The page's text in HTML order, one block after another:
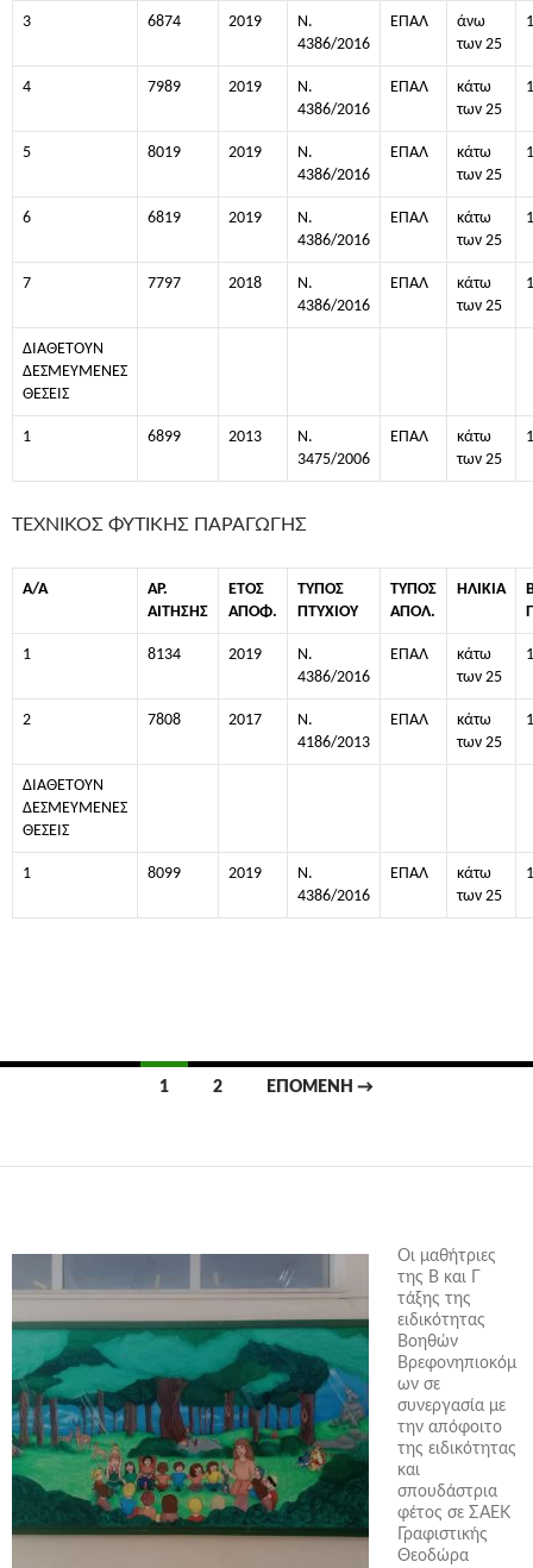
3 6874 2019
Ν.
4386/2016
ΕΠΑΛ
άνω
των 25
4 7989 2019
Ν.
4386/2016
ΕΠΑΛ
κάτω
των 25
5 8019 2019
Ν.
4386/2016
ΕΠΑΛ
κάτω
των 25
6 6819 2019
Ν.
4386/2016
ΕΠΑΛ
κάτω
των 25
7 7797 2018
Ν.
4386/2016
ΕΠΑΛ
κάτω
των 25
ΔΙΑΘΕΤΟΥΝ
ΔΕΣΜΕΥΜΕΝΕΣ
ΘΕΣΕΙΣ
1 6899 2013
Ν.
3475/2006
ΕΠΑΛ
κάτω
των 25
ΤΕΧΝΙΚΟΣ ΦΥΤΙΚΗΣ ΠΑΡΑΓΩΓΗΣ
Α/Α
ΑΡ.
ΑΙΤΗΣΗΣ
ΕΤΟΣ
ΑΠΟΦ.
ΤΥΠΟΣ
ΠΤΥΧΙΟΥ
ΤΥΠΟΣ
ΑΠΟΛ.
ΗΛΙΚΙΑ
1 8134 2019
Ν.
4386/2016
ΕΠΑΛ
κάτω
των 25
2 7808 2017
Ν.
4186/2013
ΕΠΑΛ
κάτω
των 25
ΔΙΑΘΕΤΟΥΝ
ΔΕΣΜΕΥΜΕΝΕΣ
ΘΕΣΕΙΣ
1 8099 2019
Ν.
4386/2016
ΕΠΑΛ
κάτω
των 25
άρθρων
1 2 ΕΠΌΜΕΝΗ →
Οι μαθήτριες
της Β και Γ
τάξης της
ειδικότητας
Βοηθών
Βρεφονηπιοκόμ
ων σε
συνεργασία με
την απόφοιτο
της ειδικότητας
και
σπουδάστρια
φέτος σε ΣΑΕΚ
Γραφιστικής
Θεοδώρα